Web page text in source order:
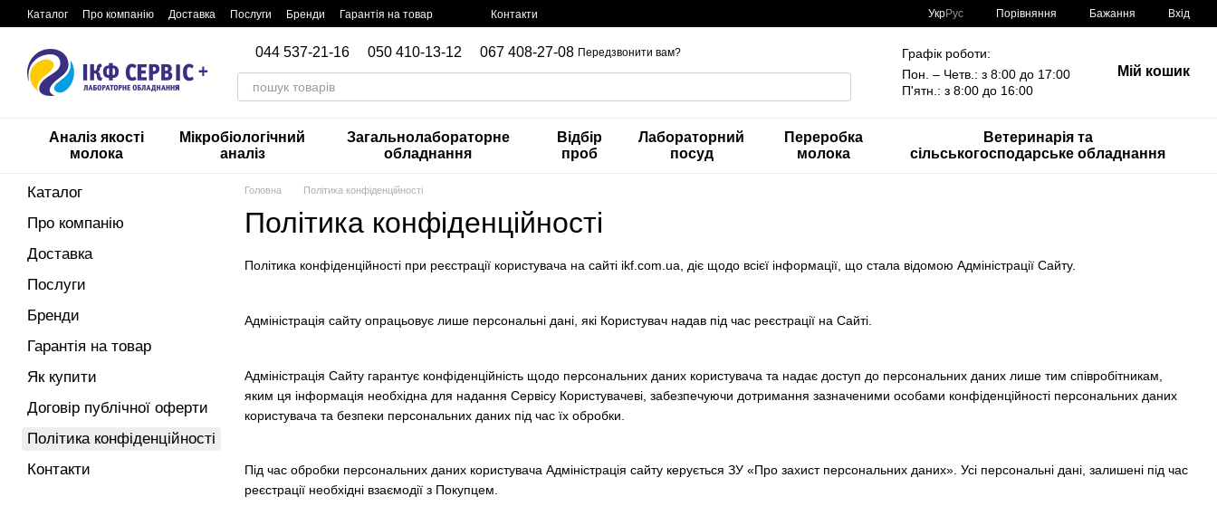
Перейти до основного контенту
Каталог Про компанію Доставка Послуги Бренди Гарантія на товар Контакти УкрРус Порівняння Бажання Вхід
044 537-21-16 050 410-13-12 067 408-27-08 Передзвонити вам?
Графік роботи:
Пон. – Четв.: з 8:00 до 17:00
П'ятн.: з 8:00 до 16:00
Мій кошик
Аналіз якості
молока
Мікробіологічний
аналіз
Загальнолабораторне
обладнання
Відбір
проб
Лабораторний
посуд
Переробка
молока
Ветеринарія та
сільськогосподарське обладнання
Головна Політика конфіденційності
Політика конфіденційності
Політика конфіденційності при реєстрації користувача на сайті ikf.com.ua, діє щодо всієї інформації, що стала відомою Адміністрації Сайту.
Адміністрація сайту опрацьовує лише персональні дані, які Користувач надав під час реєстрації на Сайті.
Адміністрація Сайту гарантує конфіденційність щодо персональних даних користувача та надає доступ до персональних даних лише тим співробітникам,
яким ця інформація необхідна для надання Сервісу Користувачеві, забезпечуючи дотримання зазначеними особами конфіденційності персональних даних
користувача та безпеки персональних даних під час їх обробки.
Під час обробки персональних даних користувача Адміністрація сайту керується ЗУ «Про захист персональних даних». Усі персональні дані, залишені під час
реєстрації необхідні взаємодії з Покупцем.
Каталог
Про компанію
Доставка
Послуги
Бренди
Гарантія на товар
Як купити
Договір публічної оферти
Політика конфіденційності
Контакти